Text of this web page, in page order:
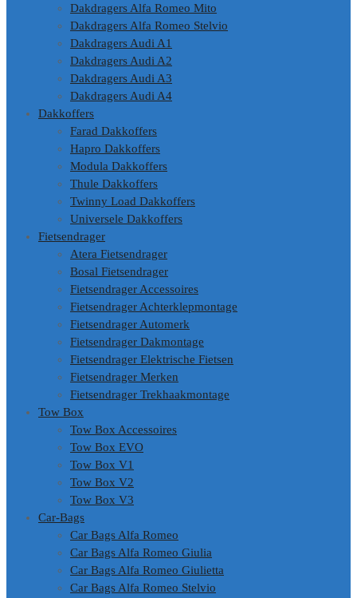
Dakdragers Alfa Romeo Mito
Dakdragers Alfa Romeo Stelvio
Dakdragers Audi A1
Dakdragers Audi A2
Dakdragers Audi A3
Dakdragers Audi A4
Dakkoffers
Farad Dakkoffers
Hapro Dakkoffers
Modula Dakkoffers
Thule Dakkoffers
Twinny Load Dakkoffers
Universele Dakkoffers
Fietsendrager
Atera Fietsendrager
Bosal Fietsendrager
Fietsendrager Accessoires
Fietsendrager Achterklepmontage
Fietsendrager Automerk
Fietsendrager Dakmontage
Fietsendrager Elektrische Fietsen
Fietsendrager Merken
Fietsendrager Trekhaakmontage
Tow Box
Tow Box Accessoires
Tow Box EVO
Tow Box V1
Tow Box V2
Tow Box V3
Car-Bags
Car Bags Alfa Romeo
Car Bags Alfa Romeo Giulia
Car Bags Alfa Romeo Giulietta
Car Bags Alfa Romeo Stelvio